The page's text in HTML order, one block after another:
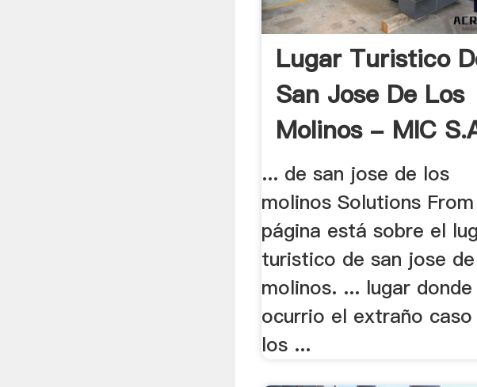
Lugar Turistico
San Jose De Los
Molinos - MIC
... de san jose de los
molinos Solutions
página está sobre el
turistico de san jose
molinos. ... lugar donde
ocurrio el extraño caso
los ...